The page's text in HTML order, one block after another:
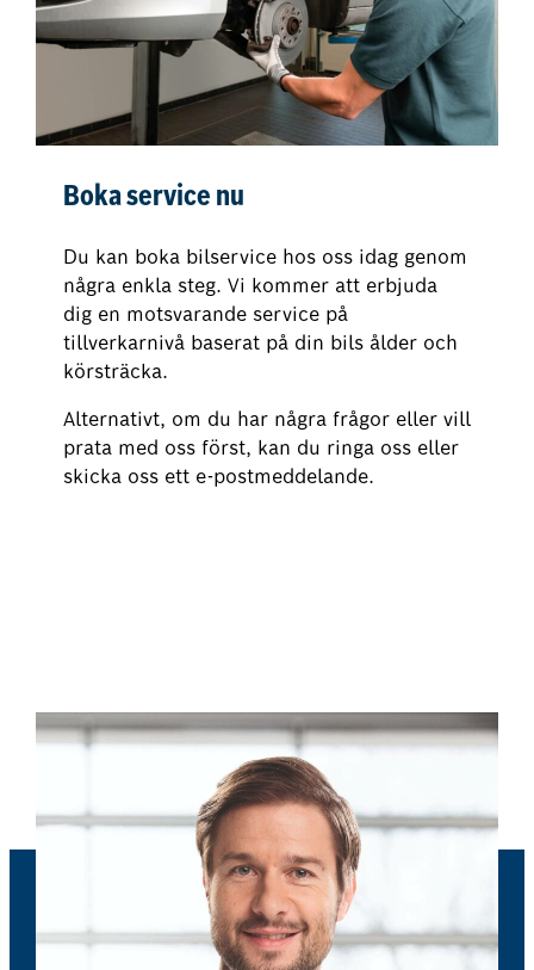
Boka service nu
Du kan boka bilservice hos oss idag genom
några enkla steg. Vi kommer att erbjuda
dig en motsvarande service på
tillverkarnivå baserat på din bils ålder och
körsträcka.
Alternativt, om du har några frågor eller vill
prata med oss först, kan du ringa oss eller
skicka oss ett e-postmeddelande.